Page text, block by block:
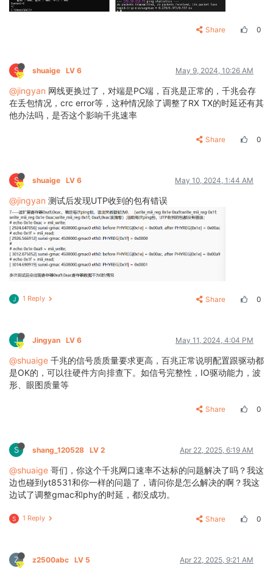
Share 0
S shuaige LV 6 May 9, 2024, 10:26 AM
@jingyan 网线更换过了，对端是PC端，百兆是正常的，千兆会存
在丢包情况，crc error等，这种情况除了调整了RX TX的时延还有其
他办法吗，是否这个影响千兆速率
Share 0
S shuaige LV 6 May 10, 2024, 1:44 AM
@jingyan 测试后发现UTP收到的包有错误
J 1 Reply Share 0
J Jingyan LV 6 May 11, 2024, 4:04 PM
@shuaige 千兆的信号质质量要求更高，百兆正常说明配置跟驱动都
是OK的，可以往硬件方向排查下。如信号完整性，IO驱动能力，波
形、眼图质量等
Share 0
S shang_120528 LV 2 Apr 22, 2025, 6:19 AM
@shuaige 哥们，你这个千兆网口速率不达标的问题解决了吗？我这
边也碰到yt8531和你一样的问题了，请问你是怎么解决的啊？我这
边试了调整gmac和phy的时延，都没成功。
S 1 Reply Share 0
Z z2500abc LV 5 Apr 22, 2025, 9:21 AM